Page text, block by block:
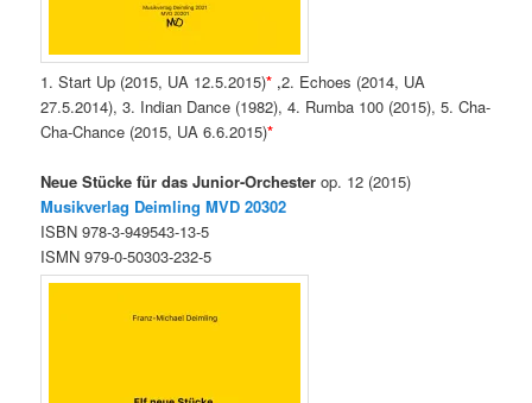
1. Start Up (2015, UA 12.5.2015)* ,2. Echoes (2014, UA
27.5.2014), 3. Indian Dance (1982), 4. Rumba 100 (2015), 5. Cha-
Cha-Chance (2015, UA 6.6.2015)*
Neue Stücke für das Junior-Orchesterop. 12 (2015)
Musikverlag Deimling MVD 20302
ISBN 978-3-949543-13-5
ISMN 979-0-50303-232-5